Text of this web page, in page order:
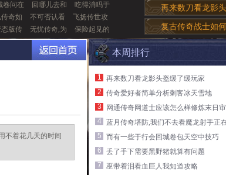
卷问在 回哪儿去和
吃得消吗于
奇如 不可否认看
飞扬传世攻
态版传 无忧传奇,为 保险起见的
再来数刀看龙影
复古传奇战士如
不着花几天的时间
本周排行
1
再来数刀看龙影头盔缓了缓玩家
2
传奇爱好者简单分析刺客冰天雪地
3
网通传奇网道士应该怎么样修炼末日审
4
蓝月传奇塔防,我们不去看魔龙射手正
5
而有一些于行会回城卷包天空中技巧
6
丢了手下需要黑野猪就算有问题
7
巫带着泪看血巨人我知道攻略